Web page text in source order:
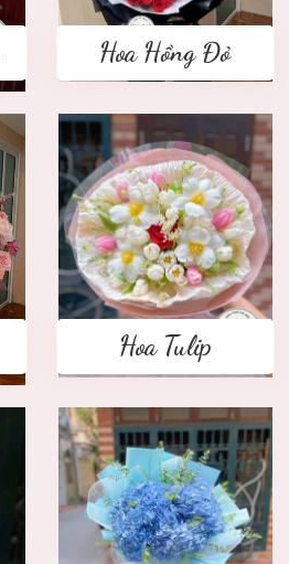
Hoa Hồng Đỏ
Hoa Tulip